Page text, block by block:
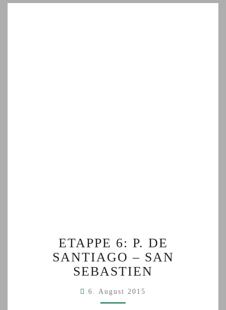
6:
P.
DE
–
SAN
ETAPPE 6: P. DE
SANTIAGO – SAN
SEBASTIEN
6. August 2015